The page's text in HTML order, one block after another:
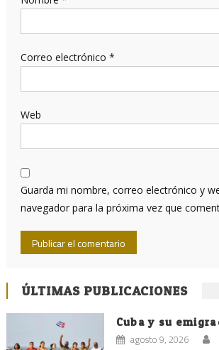
Correo electrónico *
Web
Guarda mi nombre, correo electrónico y
navegador para la próxima vez que
ÚLTIMAS PUBLICACIONES
Cuba y su
agosto 9, 2026